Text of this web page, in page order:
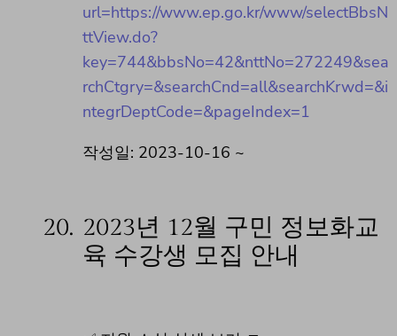
url=https://www.ep.go.kr/www/selectBbsN
ttView.do?
key=744&bbsNo=42&nttNo=272249&sea
rchCtgry=&searchCnd=all&searchKrwd=&i
ntegrDeptCode=&pageIndex=1
작성일: 2023-10-16 ~
20. 2023년 12월 구민 정보화교
육 수강생 모집 안내